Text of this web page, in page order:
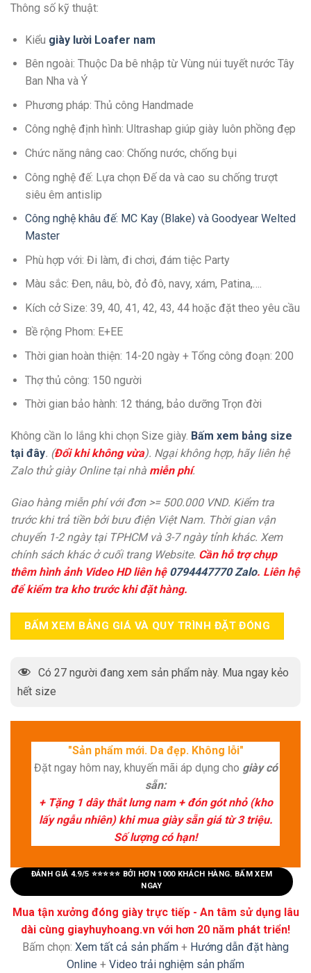
Thông số kỹ thuật:
Kiểu giày lười Loafer nam
Bên ngoài: Thuộc Da bê nhập từ Vùng núi tuyết nước Tây
Ban Nha và Ý
Phương pháp: Thủ công Handmade
Công nghệ định hình: Ultrashap giúp giày luôn phồng đẹp
Chức năng nâng cao: Chống nước, chống bụi
Công nghệ đế: Lựa chọn Đế da và cao su chống trượt
siêu êm antislip
Công nghệ khâu đế: MC Kay (Blake) và Goodyear Welted
Master
Phù hợp với: Đi làm, đi chơi, đám tiệc Party
Màu sắc: Đen, nâu, bò, đỏ đô, navy, xám, Patina,….
Kích cở Size: 39, 40, 41, 42, 43, 44 hoặc đặt theo yêu cầu
Bề rộng Phom: E+EE
Thời gian hoàn thiện: 14-20 ngày + Tổng công đoạn: 200
Thợ thủ công: 150 người
Thời gian bảo hành: 12 tháng, bảo dưỡng Trọn đời
Không cần lo lắng khi chọn Size giày. Bấm xem bảng size
tại đây. (Đổi khi không vừa). Ngại không hợp, hãy liên hệ
Zalo thử giày Online tại nhà miễn phí.
Giao hàng miễn phí với đơn >= 500.000 VND. Kiểm tra
trước khi trả tiền bởi bưu điện Việt Nam. Thời gian vận
chuyển 1-2 ngày tại TPHCM và 3-7 ngày tỉnh khác. Xem
chính sách khác ở cuối trang Website. Cần hỗ trợ chụp
thêm hình ảnh Video HD liên hệ 0794447770 Zalo. Liên hệ
để kiểm tra kho trước khi đặt hàng.
BẤM XEM BẢNG GIÁ VÀ QUY TRÌNH ĐẶT ĐÓNG
Có 27 người đang xem sản phẩm này. Mua ngay kẻo
hết size
"Sản phẩm mới. Da đẹp. Không lỗi"
Đặt ngay hôm nay, khuyến mãi áp dụng cho giày có
sẵn:
+ Tặng 1 dây thắt lưng nam + đón gót nhỏ (kho
lấy ngẫu nhiên) khi mua giày sẵn giá từ 3 triệu.
Số lượng có hạn!
ĐÁNH GIÁ 4.9/5 ⭐⭐⭐⭐⭐ BỞI HƠN 1000 KHÁCH HÀNG. BẤM XEM
NGAY
Mua tận xưởng đóng giày trực tiếp - An tâm sử dụng lâu
dài cùng giayhuyhoang.vn với hơn 20 năm phát triển!
Bấm chọn: Xem tất cả sản phẩm + Hướng dẫn đặt hàng
Online + Video trải nghiệm sản phẩm